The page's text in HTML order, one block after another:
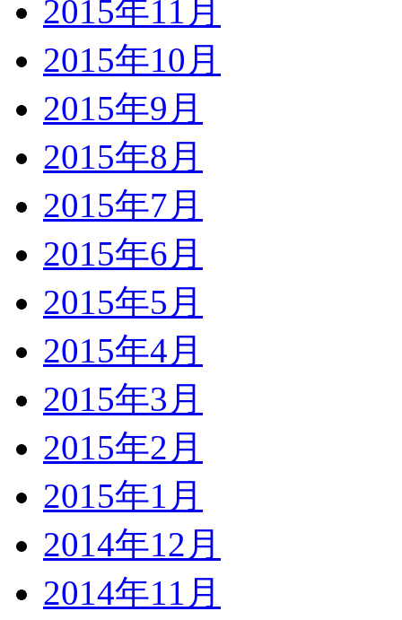
2015年11月
2015年10月
2015年9月
2015年8月
2015年7月
2015年6月
2015年5月
2015年4月
2015年3月
2015年2月
2015年1月
2014年12月
2014年11月